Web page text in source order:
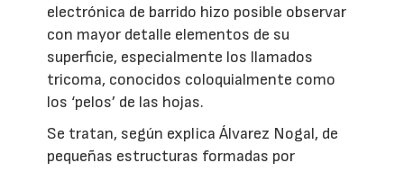
electrónica de barrido hizo posible observar
con mayor detalle elementos de su
superficie, especialmente los llamados
tricoma, conocidos coloquialmente como
los ‘pelos’ de las hojas.
Se tratan, según explica Álvarez Nogal, de
pequeñas estructuras formadas por